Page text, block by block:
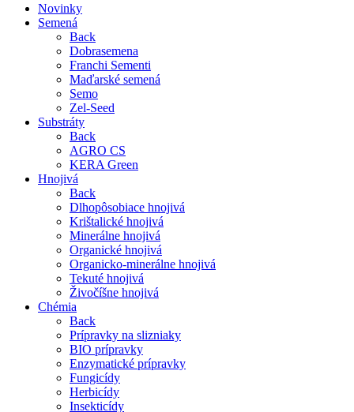
Novinky
Semená
Back
Dobrasemena
Franchi Sementi
Maďarské semená
Semo
Zel-Seed
Substráty
Back
AGRO CS
KERA Green
Hnojivá
Back
Dlhopôsobiace hnojivá
Krištalické hnojivá
Minerálne hnojivá
Organické hnojivá
Organicko-minerálne hnojivá
Tekuté hnojivá
Živočíšne hnojivá
Chémia
Back
Prípravky na slizniaky
BIO prípravky
Enzymatické prípravky
Fungicídy
Herbicídy
Insekticídy